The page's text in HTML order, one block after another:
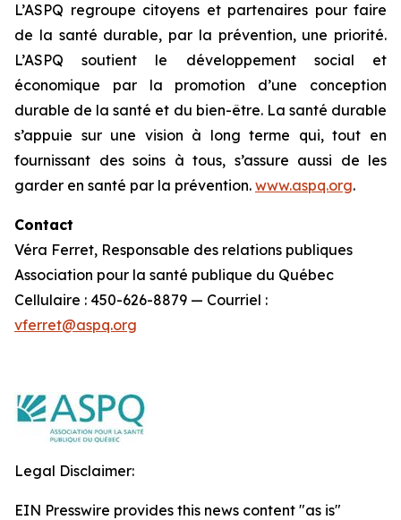
L’ASPQ regroupe citoyens et partenaires pour faire
de la santé durable, par la prévention, une priorité.
L’ASPQ soutient le développement social et
économique par la promotion d’une conception
durable de la santé et du bien-être. La santé durable
s’appuie sur une vision à long terme qui, tout en
fournissant des soins à tous, s’assure aussi de les
garder en santé par la prévention. www.aspq.org.
Contact
Véra Ferret, Responsable des relations publiques
Association pour la santé publique du Québec
Cellulaire : 450-626-8879 — Courriel :
vferret@aspq.org
Legal Disclaimer:
EIN Presswire provides this news content "as is"